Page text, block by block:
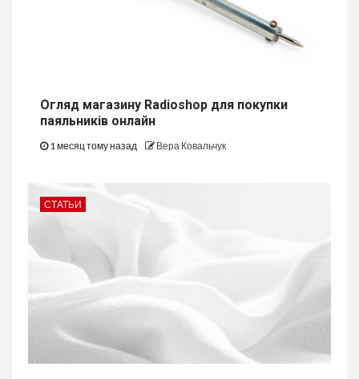
Огляд магазину Radioshop для покупки
паяльників онлайн
1 месяц тому назад Вера Ковальчук
СТАТЬИ